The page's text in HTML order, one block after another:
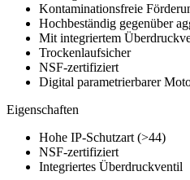
Kontaminationsfreie
Hochbeständig gegenüber
Mit integriertem
Trockenlaufsicher
NSF-zertifiziert
Digital parametrierbarer
Eigenschaften
Hohe IP-Schutzart (>44)
NSF-zertifiziert
Integriertes Überdruckventil